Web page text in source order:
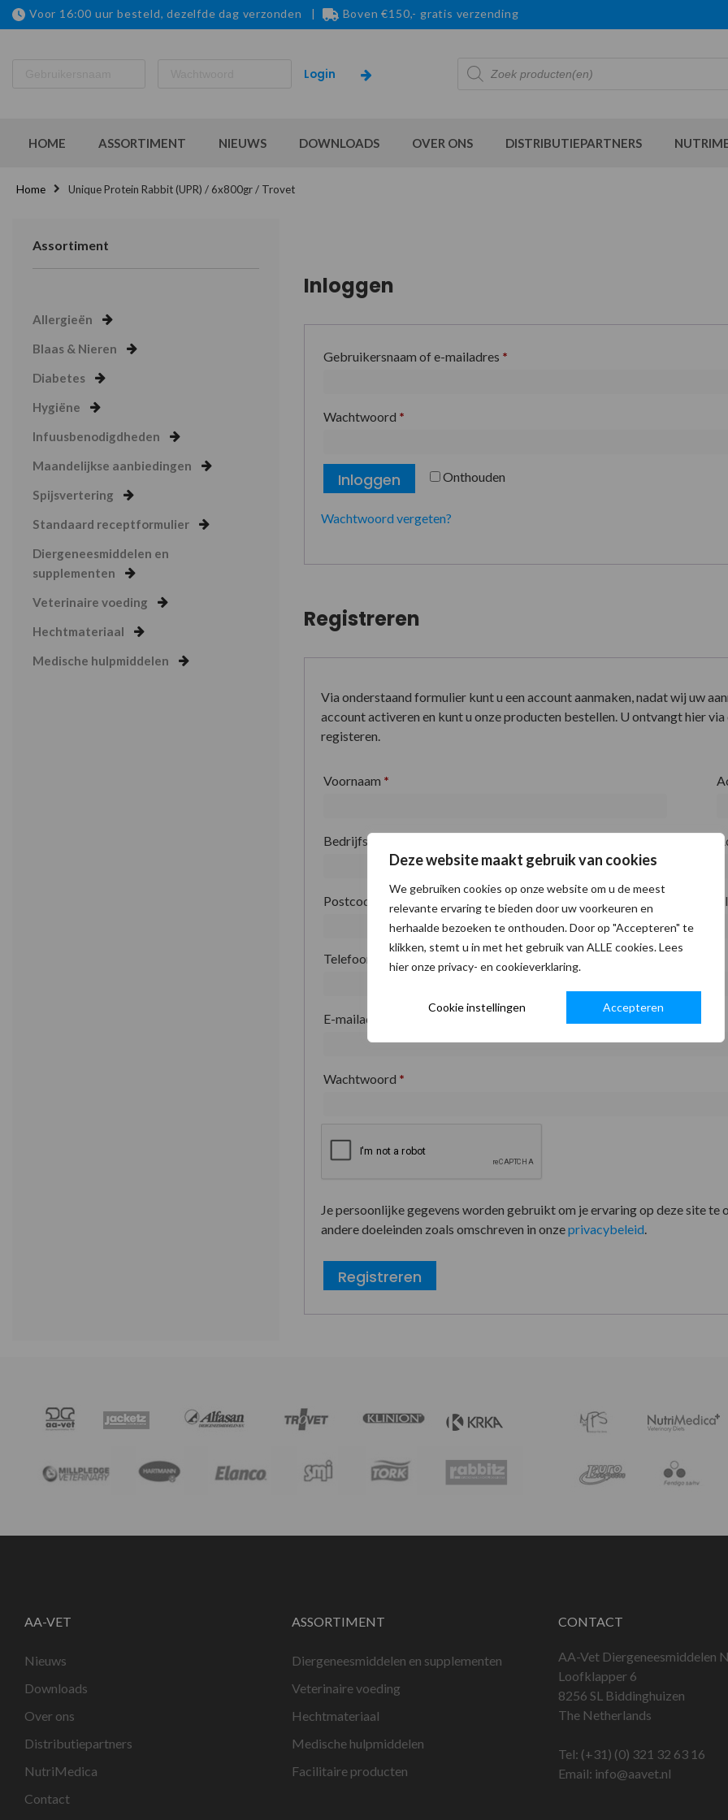
Deze website maakt gebruik van cookies
We gebruiken cookies op onze website om u de meest
relevante ervaring te bieden door uw voorkeuren en
herhaalde bezoeken te onthouden. Door op "Accepteren" te
klikken, stemt u in met het gebruik van ALLE cookies. Lees
hier onze privacy- en cookieverklaring.
Cookie instellingen Accepteren
Voor 16:00 uur besteld, dezelfde dag verzonden | Boven €150,- gratis verzending
Producten
zoeken
HOME ASSORTIMENT NIEUWS DOWNLOADS OVER ONS DISTRIBUTIEPARTNERS
Home Unique Protein Rabbit (UPR) / 6x800gr / Trovet
Assortiment
Allergieën
Blaas & Nieren
Diabetes
Hygiëne
Infuusbenodigdheden
Maandelijkse aanbiedingen
Spijsvertering
Standaard receptformulier
Diergeneesmiddelen en
supplementen
Veterinaire voeding
Hechtmateriaal
Medische hulpmiddelen
Inloggen
Gebruikersnaam of e-mailadres *
Wachtwoord *
Onthouden
Inloggen
Wachtwoord vergeten?
Registreren
Via onderstaand formulier kunt u een account aanmaken, nadat wij uw
account activeren en kunt u onze producten bestellen. U ontvangt hier
registeren.
Voornaam *
Bedrijfsnaam
Postcode
Telefoon
E-mailadres
Wachtwoord *
Je persoonlijke gegevens worden gebruikt om je ervaring op deze site
andere doeleinden zoals omschreven in onzeprivacybeleid
Registreren
AA-VET
Nieuws
Downloads
Over ons
Distributiepartners
NutriMedica
Contact
ASSORTIMENT
Diergeneesmiddelen en supplementen
Veterinaire voeding
Hechtmateriaal
Medische hulpmiddelen
Facilitaire producten
CONTACT
AA-Vet Diergeneesmiddelen
Loofklapper 6
8256 SL Biddinghuizen
The Netherlands
Tel: (+31) (0) 321 32 63 16
Email: info@aavet.nl